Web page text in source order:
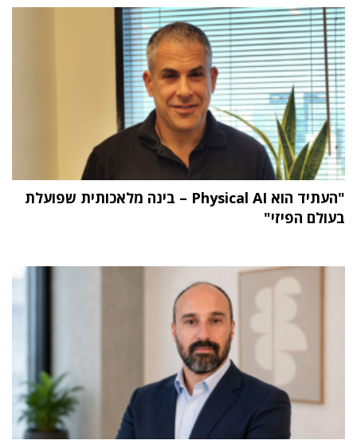
"העתיד הוא Physical AI – בינה מלאכותית שפועלת
בעולם הפיזי"